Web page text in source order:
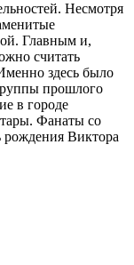
Несмотря
Главным и,
считать
здесь было
прошлого
в городе
Фанаты со
рождения Виктора